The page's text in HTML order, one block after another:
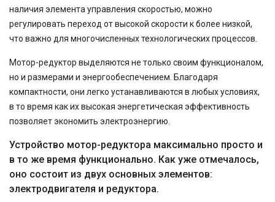
наличия элемента управления скоростью, можно
регулировать переход от высокой скорости к более низкой,
что важно для многочисленных технологических процессов.
Мотор-редуктор выделяются не только своим функционалом,
но и размерами и энергообеспечением. Благодаря
компактности, они легко устанавливаются в любых условиях,
в то время как их высокая энергетическая эффективность
позволяет экономить электроэнергию.
Устройство мотор-редуктора максимально просто и
в то же время функционально. Как уже отмечалось,
оно состоит из двух основных элементов:
электродвигателя и редуктора.